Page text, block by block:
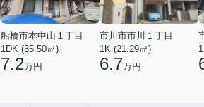
船橋市本中山１丁目
1DK (35.50㎡)
7.2万円
市川市市川１丁目
1K (21.29㎡)
6.7万円